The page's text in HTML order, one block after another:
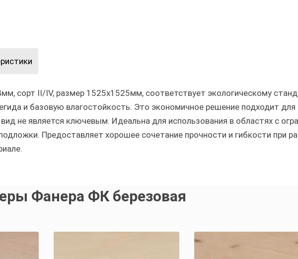
сорт II/IV, размер 1525х1525мм, соответствует экологическому
и базовую влагостойкость. Это экономичное решение подходит для
не является ключевым. Идеальна для использования в областях с
Предоставляет хорошее сочетание прочности и гибкости при
Фанера ФК березовая